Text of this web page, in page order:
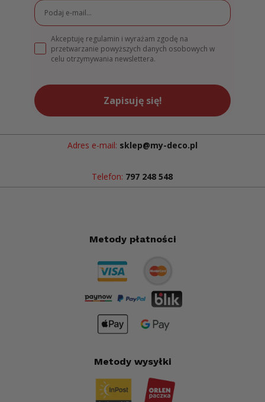
Akceptuję regulamin i wyrażam zgodę na
przetwarzanie powyższych danych osobowych w
celu otrzymywania newslettera.
Zapisuję się!
Adres e-mail: sklep@my-deco.pl
Telefon: 797 248 548
Metody płatności
Metody wysyłki